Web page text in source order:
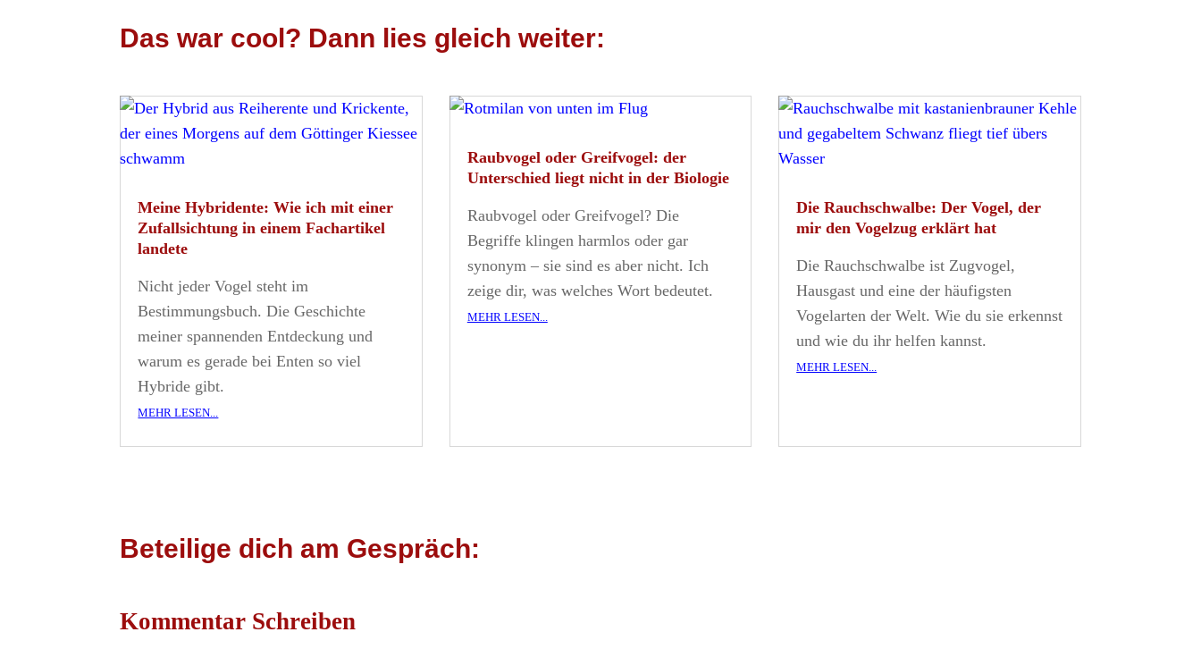
Das war cool? Dann lies gleich weiter:
Meine Hybridente: Wie ich mit einer
Zufallsichtung in einem Fachartikel
landete
Nicht jeder Vogel steht im
Bestimmungsbuch. Die Geschichte
meiner spannenden Entdeckung und
warum es gerade bei Enten so viel
Hybride gibt.
mehr lesen...
Raubvogel oder Greifvogel: der
Unterschied liegt nicht in der Biologie
Raubvogel oder Greifvogel? Die
Begriffe klingen harmlos oder gar
synonym – sie sind es aber nicht. Ich
zeige dir, was welches Wort bedeutet.
mehr lesen...
Die Rauchschwalbe: Der Vogel, der
mir den Vogelzug erklärt hat
Die Rauchschwalbe ist Zugvogel,
Hausgast und eine der häufigsten
Vogelarten der Welt. Wie du sie erkennst
und wie du ihr helfen kannst.
mehr lesen...
Beteilige dich am Gespräch:
Kommentar Schreiben